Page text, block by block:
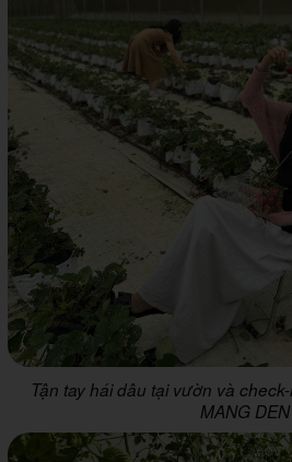
Tận tay hái dâu tại vườn và
MANG DEN